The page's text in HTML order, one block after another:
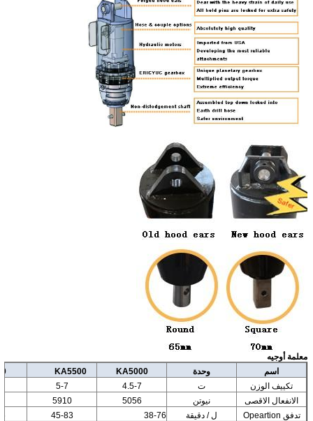
معلمة أوجيه
اسم
وحدة KA5000
KA5500
تكييف الوزن
ت 4.5-7
5-7
الانفعال الاقصى
نيوتن 5056
5910
تدفق Opeartion
ل / دقيقة 38-76
45-83